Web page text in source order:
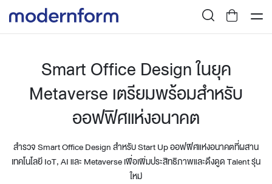
Smart Office Design ในยุค
Metaverse เตรียมพร้อมสำหรับ
ออฟฟิศแห่งอนาคต
สำรวจ Smart Office Design สำหรับ Start Up ออฟฟิศแห่งอนาคตที่ผสาน
เทคโนโลยี IoT, AI และ Metaverse เพื่อเพิ่มประสิทธิภาพและดึงดูด Talent รุ่น
ใหม่